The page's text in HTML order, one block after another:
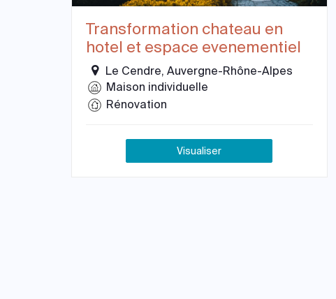
Transformation chateau en
hotel et espace evenementiel
Le Cendre, Auvergne-Rhône-Alpes
Maison individuelle
Rénovation
Visualiser